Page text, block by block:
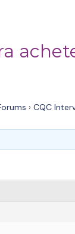
› CQC